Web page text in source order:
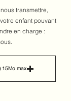
transmettre,
enfant pouvant
en charge :
15Mo max